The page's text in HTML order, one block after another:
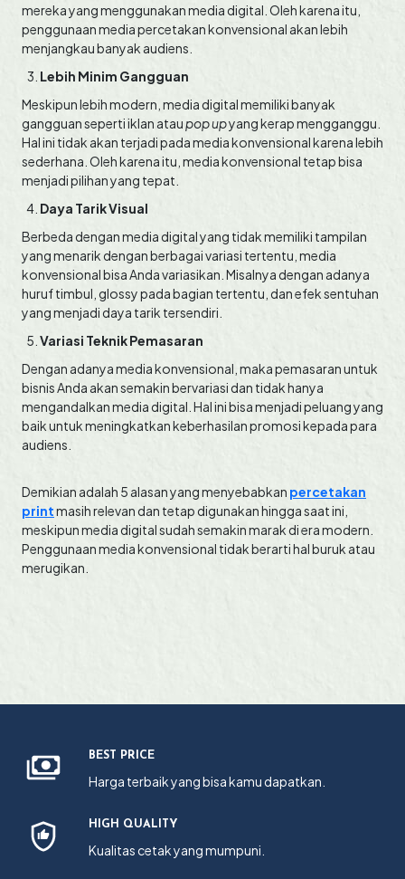
mereka yang menggunakan media digital. Oleh karena itu,
penggunaan media percetakan konvensional akan lebih
menjangkau banyak audiens.
Lebih Minim Gangguan
Meskipun lebih modern, media digital memiliki banyak
gangguan seperti iklan ataupop upyang kerap mengganggu.
Hal ini tidak akan terjadi pada media konvensional karena lebih
sederhana. Oleh karena itu, media konvensional tetap bisa
menjadi pilihan yang tepat.
Daya Tarik Visual
Berbeda dengan media digital yang tidak memiliki tampilan
yang menarik dengan berbagai variasi tertentu, media
konvensional bisa Anda variasikan. Misalnya dengan adanya
huruf timbul, glossy pada bagian tertentu, dan efek sentuhan
yang menjadi daya tarik tersendiri.
Variasi Teknik Pemasaran
Dengan adanya media konvensional, maka pemasaran untuk
bisnis Anda akan semakin bervariasi dan tidak hanya
mengandalkan media digital. Hal ini bisa menjadi peluang yang
baik untuk meningkatkan keberhasilan promosi kepada para
audiens.
Demikian adalah 5 alasan yang menyebabkan percetakan
printmasih relevan dan tetap digunakan hingga saat ini,
meskipun media digital sudah semakin marak di era modern.
Penggunaan media konvensional tidak berarti hal buruk atau
merugikan.
BEST PRICE
Harga terbaik yang bisa kamu dapatkan.
HIGH QUALITY
Kualitas cetak yang mumpuni.